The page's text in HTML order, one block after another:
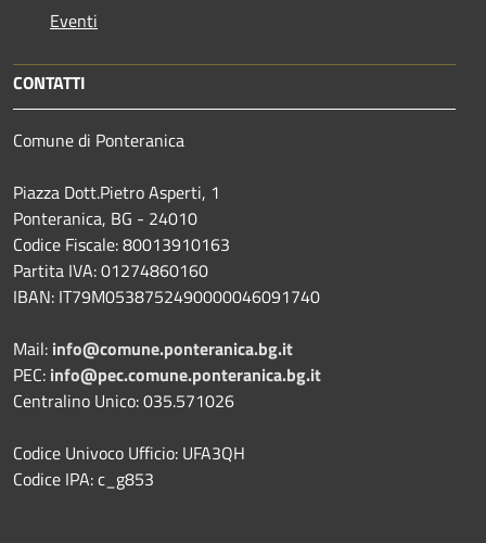
Eventi
CONTATTI
Comune di Ponteranica
Piazza Dott.Pietro Asperti, 1
Ponteranica, BG - 24010
Codice Fiscale: 80013910163
Partita IVA: 01274860160
IBAN: IT79M0538752490000046091740
Mail: info@comune.ponteranica.bg.it
PEC: info@pec.comune.ponteranica.bg.it
Centralino Unico: 035.571026
Codice Univoco Ufficio: UFA3QH
Codice IPA: c_g853